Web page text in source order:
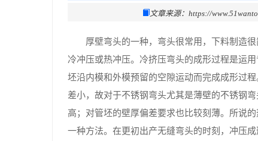
文章来源：https://
厚壁弯头的一种，弯头很常用，下料制造
冷冲压或热冲压。冷挤压弯头的成形过程是运
坯沿内模和外模预留的空隙运动而完成成形过
差小，故对于不锈钢弯头尤其是薄壁的不锈钢
高；对管坯的壁厚偏差要求也比较刻薄。所说
一种方法。在更初出产无缝弯头的时刻，冲压